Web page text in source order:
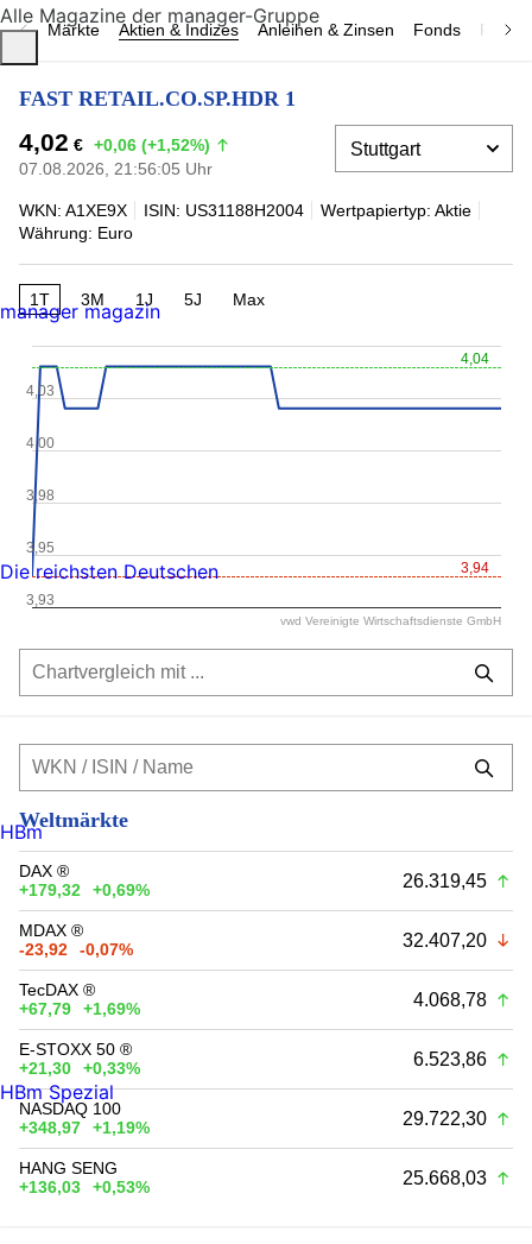
Märkte Aktien & Indizes Anleihen & Zinsen Fonds
FAST RETAIL.CO.SP.HDR 1
4,02 € +0,06 (+1,52%)
07.08.2026, 21:56:05 Uhr
WKN: A1XE9X ISIN: US31188H2004
Wertpapiertyp: Aktie
Währung: Euro
1T 3M 1J 5J Max
4,04
3,94
3,95
4,00
3,93
3,98
4,03
vwd Vereinigte Wirtschaftsdienste GmbH
Weltmärkte
DAX ®
+179,32
+0,69% 26.319,45
MDAX ®
-23,92
-0,07% 32.407,20
TecDAX ®
+67,79
+1,69% 4.068,78
E-STOXX 50 ®
+21,30
+0,33% 6.523,86
NASDAQ 100
+348,97
+1,19% 29.722,30
HANG SENG
+136,03
+0,53% 25.668,03
Alle Magazine der manager-Gruppe
manager magazin
Die reichsten Deutschen
HBm
HBm Spezial